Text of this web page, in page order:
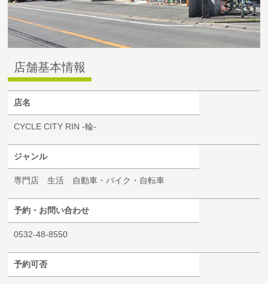
店舗基本情報
店名
CYCLE CITY RIN -輪-
ジャンル
専門店 生活 自動車・バイク・自転車
予約・お問い合わせ
0532-48-8550
予約可否